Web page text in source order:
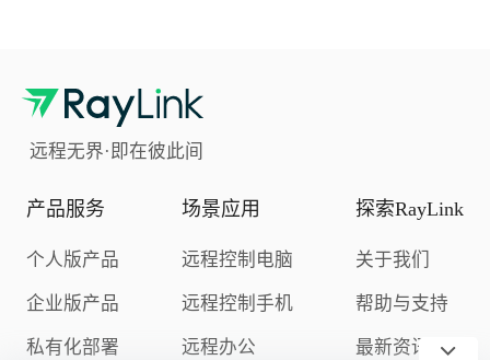
远程无界·即在彼此间
产品服务
个人版产品
企业版产品
私有化部署
场景应用
远程控制电脑
远程控制手机
远程办公
探索RayLink
关于我们
帮助与支持
最新资讯